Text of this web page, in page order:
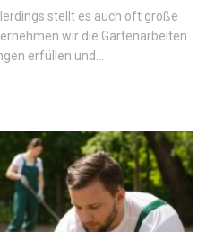
stellt es auch oft große
wir die Gartenarbeiten
erfüllen und…